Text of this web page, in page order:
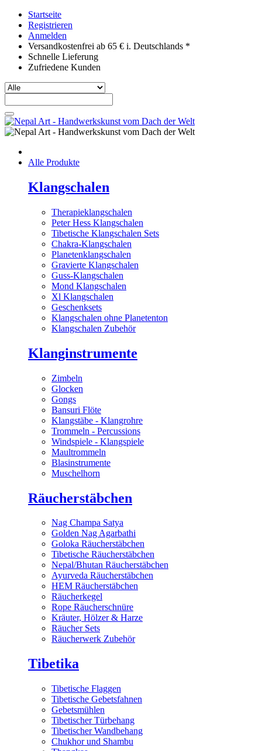
Startseite
Registrieren
Anmelden
Versandkostenfrei ab 65 € i. Deutschlands *
Schnelle Lieferung
Zufriedene Kunden
Alle Produkte
Klangschalen
Therapieklangschalen
Peter Hess Klangschalen
Tibetische Klangschalen Sets
Chakra-Klangschalen
Planetenklangschalen
Gravierte Klangschalen
Guss-Klangschalen
Mond Klangschalen
Xl Klangschalen
Geschenksets
Klangschalen ohne Planetenton
Klangschalen Zubehör
Klanginstrumente
Zimbeln
Glocken
Gongs
Bansuri Flöte
Klangstäbe - Klangrohre
Trommeln - Percussions
Windspiele - Klangspiele
Maultrommeln
Blasinstrumente
Muschelhorn
Räucherstäbchen
Nag Champa Satya
Golden Nag Agarbathi
Goloka Räucherstäbchen
Tibetische Räucherstäbchen
Nepal/Bhutan Räucherstäbchen
Ayurveda Räucherstäbchen
HEM Räucherstäbchen
Räucherkegel
Rope Räucherschnüre
Kräuter, Hölzer & Harze
Räucher Sets
Räucherwerk Zubehör
Tibetika
Tibetische Flaggen
Tibetische Gebetsfahnen
Gebetsmühlen
Tibetischer Türbehang
Tibetischer Wandbehang
Chukhor und Shambu